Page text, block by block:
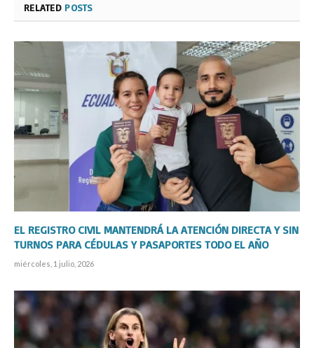
RELATED POSTS
EL REGISTRO CIVIL MANTENDRÁ LA ATENCIÓN DIRECTA Y SIN
TURNOS PARA CÉDULAS Y PASAPORTES TODO EL AÑO
miércoles, 1 julio, 2026